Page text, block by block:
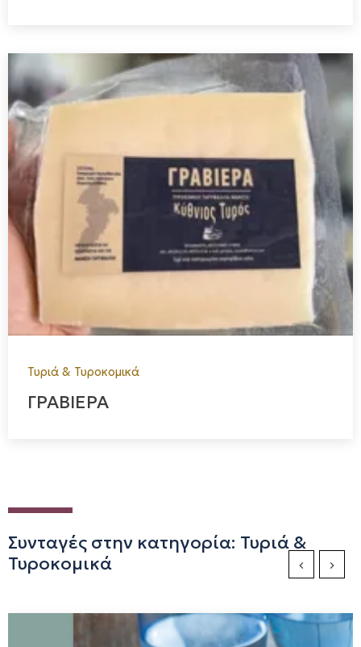
Τυριά & Τυροκομικά
ΓΡΑΒΙΕΡΑ
Συνταγές στην κατηγορία: Τυριά &
Τυροκομικά
PreviousNext